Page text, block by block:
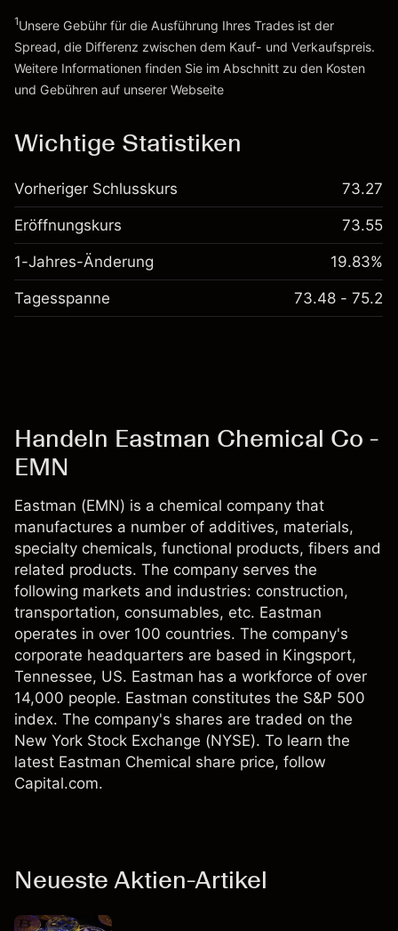
Zur Plattform
1Unsere Gebühr für die Ausführung Ihres Trades ist der
Spread, die Differenz zwischen dem Kauf- und Verkaufspreis.
Weitere Informationen finden Sie im Abschnitt zu den Kosten
und Gebühren auf unserer Webseite
Wichtige Statistiken
Vorheriger Schlusskurs 73.27
Eröffnungskurs 73.55
1-Jahres-Änderung 19.83%
Tagesspanne 73.48 - 75.2
Handeln Eastman Chemical Co -
EMN
Eastman (EMN) is a chemical company that
manufactures a number of additives, materials,
specialty chemicals, functional products, fibers and
related products. The company serves the
following markets and industries: construction,
transportation, consumables, etc. Eastman
operates in over 100 countries. The company's
corporate headquarters are based in Kingsport,
Tennessee, US. Eastman has a workforce of over
14,000 people. Eastman constitutes the S&P 500
index. The company's shares are traded on the
New York Stock Exchange (NYSE). To learn the
latest Eastman Chemical share price, follow
Capital.com.
Neueste Aktien-Artikel